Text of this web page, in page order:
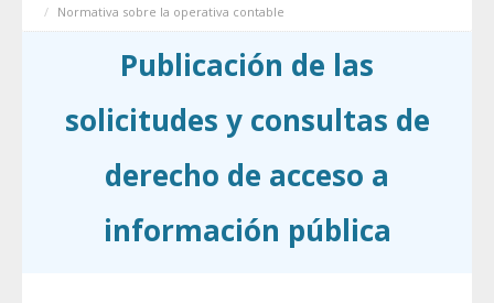
Normativa sobre la operativa contable
Publicación de las
solicitudes y consultas de
derecho de acceso a
información pública